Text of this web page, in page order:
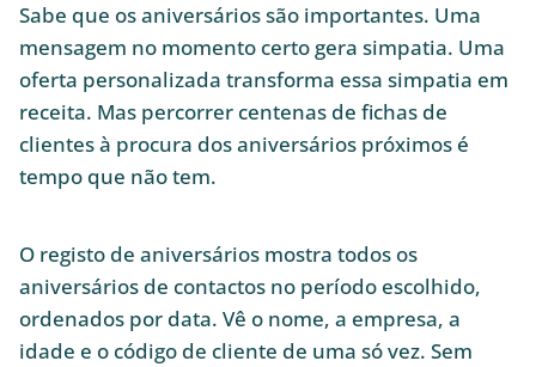
Sabe que os aniversários são importantes. Uma
mensagem no momento certo gera simpatia. Uma
oferta personalizada transforma essa simpatia em
receita. Mas percorrer centenas de fichas de
clientes à procura dos aniversários próximos é
tempo que não tem.
O registo de aniversários mostra todos os
aniversários de contactos no período escolhido,
ordenados por data. Vê o nome, a empresa, a
idade e o código de cliente de uma só vez. Sem